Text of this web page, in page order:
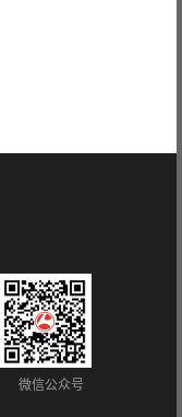
微信公众号